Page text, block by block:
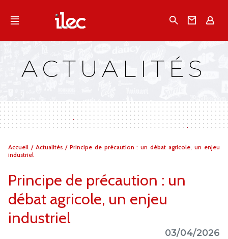
Qu'est-ce que l’Ilec
Campagnes multimarques
ACTUALITÉS
Vous
êtes
Accueil / Actualités / Principe de précaution : un débat agricole, un enjeu
industriel
Principe de précaution : un
débat agricole, un enjeu
industriel
03/04/2026